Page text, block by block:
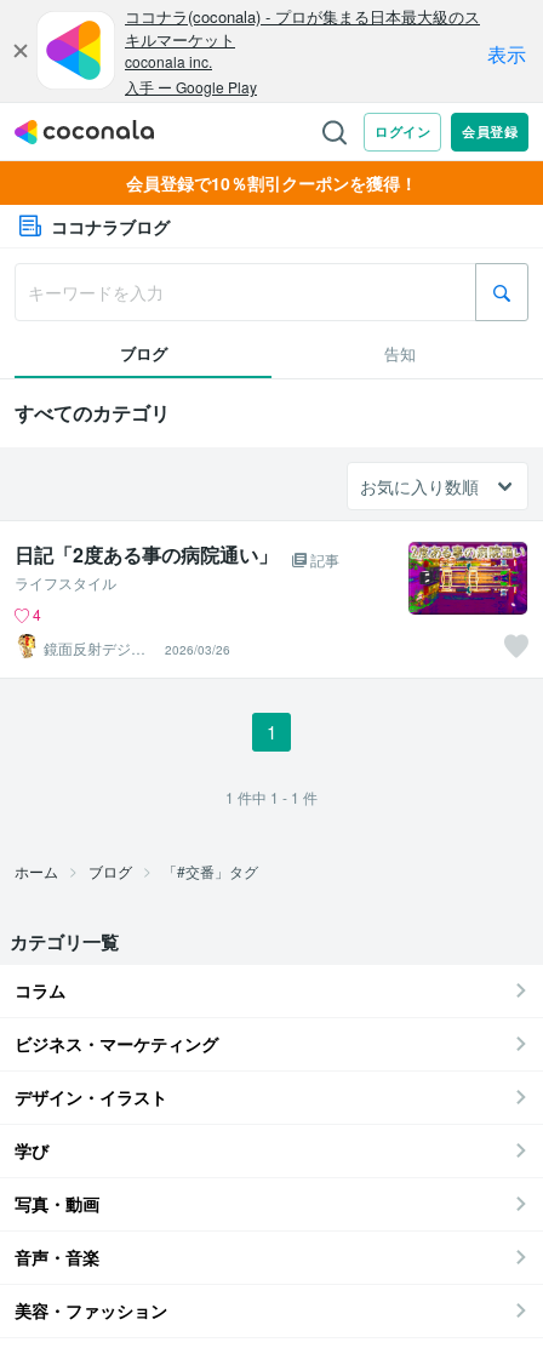
会員登録で10％割引クーポンを獲得！
ココナラブログ
ブログ 告知
すべてのカテゴリ
日記「2度ある事の病院通い」
記事
ライフスタイル
4
鏡面反射デジタ
ルアート製作所
（鈴木穣）
2026/03/26
1
1 件中 1 - 1 件
ホーム ブログ 「#交番」タグ
カテゴリ一覧
コラム
ビジネス・マーケティング
デザイン・イラスト
学び
写真・動画
音声・音楽
美容・ファッション